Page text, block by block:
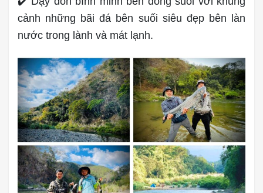
cảnh những bãi đá bên suối siêu đẹp bên làn
nước trong lành và mát lạnh.